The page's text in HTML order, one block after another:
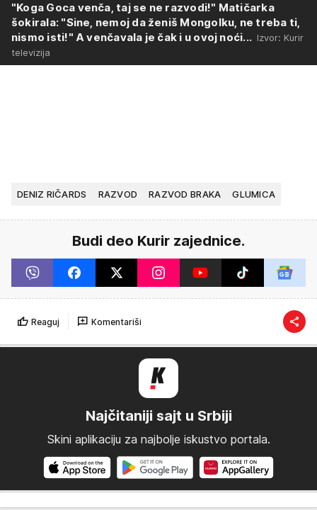
"Koga Goca venča, taj se ne razvodi!" Matičarka
šokirala: "Sine, nemoj da ženiš Mongolku, ne treba ti,
nismo isti!" A venčavala je čak i u ovoj noći... Izvor: Kurir
televizija
DENIZ RIČARDS RAZVOD RAZVOD BRAKA GLUMICA
Budi deo Kurir zajednice.
Reaguj Komentariši
Najčitaniji sajt u Srbiji
Skini aplikaciju za najbolje iskustvo portala.